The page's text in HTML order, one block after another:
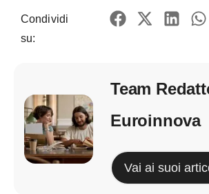
Condividi
su:
Team
Euroinnova
Vai ai suoi